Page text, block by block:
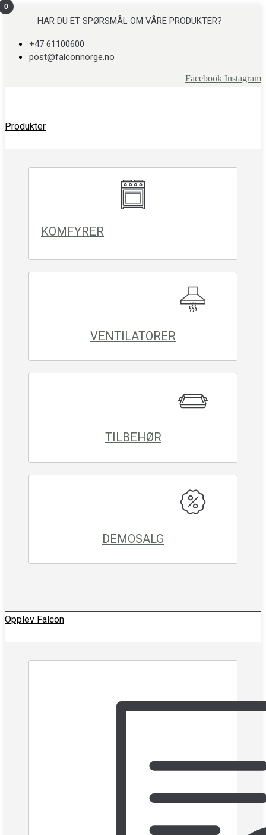
Skip
HAR DU ET SPØRSMÅL OM VÅRE PRODUKTER?
+47 61100600
post@falconnorge.no
Facebook Instagram
Produkter
KOMFYRER
VENTILATORER
TILBEHØR
DEMOSALG
Opplev Falcon
0